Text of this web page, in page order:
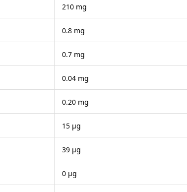
210 mg
0.8 mg
0.7 mg
0.04 mg
0.20 mg
15 μg
39 μg
0 μg